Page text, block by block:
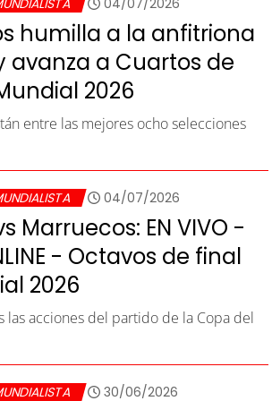
04/07/2026
humilla a la anfitriona
avanza a Cuartos de
2026
entre las mejores ocho selecciones
04/07/2026
Marruecos: EN VIVO -
- Octavos de final
2026
las acciones del partido de la Copa del
30/06/2026